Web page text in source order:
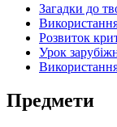
Загадки до
Розвиток
Урок
Предмети